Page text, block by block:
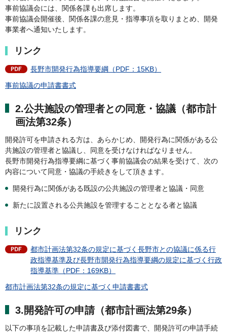
事前協議会には、関係各課も出席します。
事前協議会開催後、関係各課の意見・指導事項を取りまとめ、開発
事業者へ通知いたします。
リンク
長野市開発行為指導要綱（PDF：15KB）
事前協議の申請書書式
2.公共施設の管理者との同意・協議（都市計
画法第32条）
開発許可を申請される方は、あらかじめ、開発行為に関係がある公
共施設の管理者と協議し、同意を受けなければなりません。
長野市開発行為指導要綱に基づく事前協議会の結果を受けて、次の
内容について同意・協議の手続きをして頂きます。
開発行為に関係がある既設の公共施設の管理者と協議・同意
新たに設置される公共施設を管理することとなる者と協議
リンク
都市計画法第32条の規定に基づく長野市との協議に係る行
政指導基準及び長野市開発行為指導要綱の規定に基づく行政
指導基準（PDF：169KB）
都市計画法第32条の規定に基づく申請書書式
3.開発許可の申請（都市計画法第29条）
以下の事項を記載した申請書及び添付図書で、開発許可の申請手続